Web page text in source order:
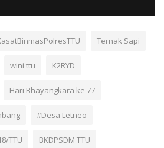
Ternak Sapi
wini ttu K2RYD
Hari Bhayangkara ke 77
#Desa Letneo
TTU BKDPSDM TTU